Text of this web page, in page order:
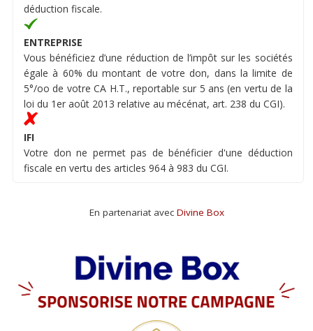
déduction fiscale.
ENTREPRISE
Vous bénéficiez d’une réduction de l’impôt sur les sociétés
égale à 60% du montant de votre don, dans la limite de
5°/oo de votre CA H.T., reportable sur 5 ans (en vertu de la
loi du 1er août 2013 relative au mécénat, art. 238 du CGI).
IFI
Votre don ne permet pas de bénéficier d'une déduction
fiscale en vertu des articles 964 à 983 du CGI.
En partenariat avec Divine Box